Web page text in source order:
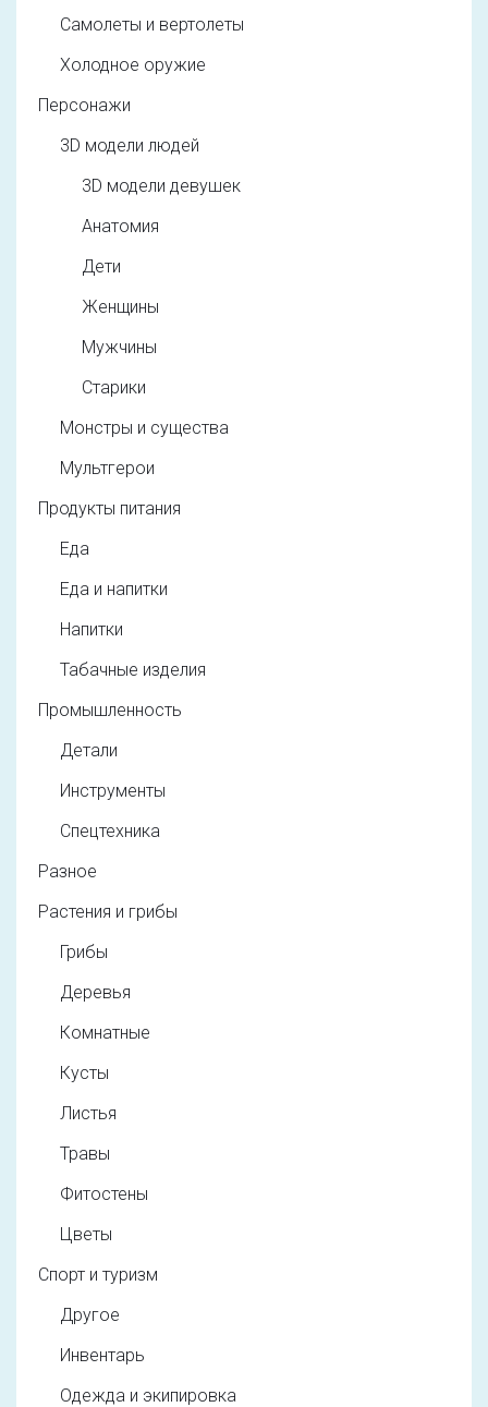
Самолеты и вертолеты
Холодное оружие
Персонажи
3D модели людей
3D модели девушек
Анатомия
Дети
Женщины
Мужчины
Старики
Монстры и существа
Мультгерои
Продукты питания
Еда
Еда и напитки
Напитки
Табачные изделия
Промышленность
Детали
Инструменты
Спецтехника
Разное
Растения и грибы
Грибы
Деревья
Комнатные
Кусты
Листья
Травы
Фитостены
Цветы
Спорт и туризм
Другое
Инвентарь
Одежда и экипировка